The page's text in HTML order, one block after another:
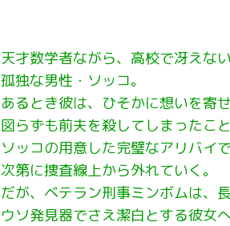
天才数学者ながら、高校で冴えな
孤独な男性・ソッコ。
あるとき彼は、ひそかに想いを寄
図らずも前夫を殺してしまったこ
ソッコの用意した完璧なアリバイ
次第に捜査線上から外れていく。
だが、ベテラン刑事ミンボムは、
ウソ発見器でさえ潔白とする彼女